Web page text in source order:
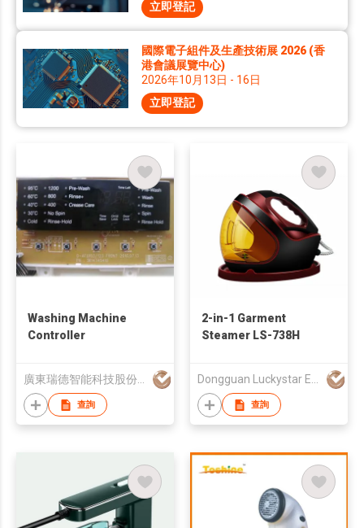
立即登記
國際電子組件及生產技術展 2026 (香
港會議展覽中心)
2026年10月13日 - 16日
立即登記
Washing Machine
Controller
廣東瑞德智能科技股份有限公司
查詢
2-in-1 Garment
Steamer LS-738H
Dongguan Luckystar Electrical CO., LTD.
查詢